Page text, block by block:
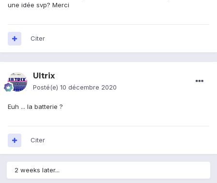
une idée svp? Merci
Citer
Ultrix
Posté(e) 10 décembre 2020
Euh ... la batterie ?
Citer
2 weeks later...